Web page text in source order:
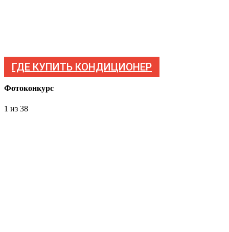
ГДЕ КУПИТЬ КОНДИЦИОНЕР
Фотоконкурс
1 из 38